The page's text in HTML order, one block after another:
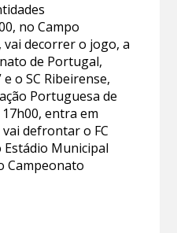
no Campo
decorrer o jogo, a
de Portugal,
o SC Ribeirense,
Portuguesa de
entra em
vai defrontar o FC
Municipal
Campeonato